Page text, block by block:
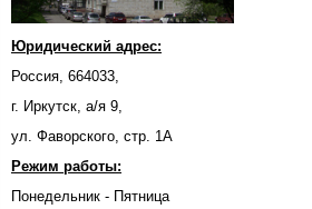
Юридический адрес:
Россия, 664033,
г. Иркутск, а/я 9,
ул. Фаворского, стр. 1А
Режим работы:
Понедельник - Пятница